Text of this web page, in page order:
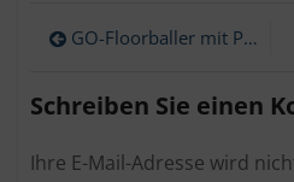
GO-Floorballer mit Platz 11 beim Bundesfinale in Berlin
Schreiben Sie einen
Ihre E-Mail-Adresse wird